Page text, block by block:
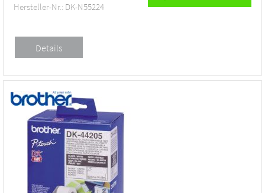
Hersteller-Nr.: DK-N55224